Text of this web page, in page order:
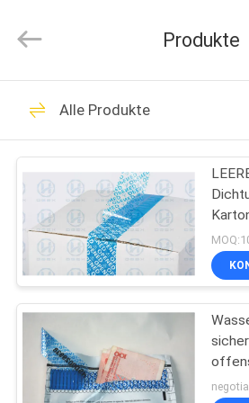
HAUS
PRODUKTE
ÜBER
UNS
FABRIK-
AUSFLUG
Material
Rights
Bedruckbare
Sicherheits-
Aufkleber
Nicht
Sicherheits-
Produkte
Alle Produkte